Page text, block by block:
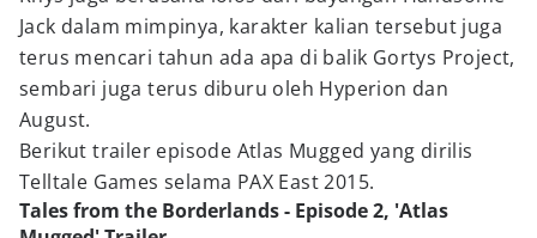
Jack dalam mimpinya, karakter kalian tersebut juga
terus mencari tahun ada apa di balik Gortys Project,
sembari juga terus diburu oleh Hyperion dan
August.
Berikut trailer episode Atlas Mugged yang dirilis
Telltale Games selama PAX East 2015.
Tales from the Borderlands - Episode 2, 'Atlas